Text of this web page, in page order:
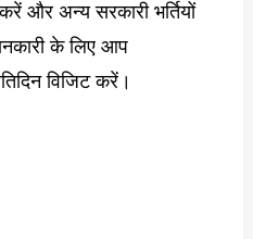
और अन्य सरकारी भर्तियों
के लिए आप
विजिट करें।